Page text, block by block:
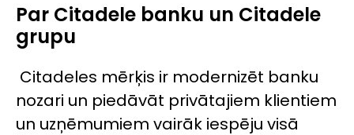
Par Citadele banku un Citadele
grupu
Citadeles mērķis ir modernizēt banku
nozari un piedāvāt privātajiem klientiem
un uzņēmumiem vairāk iespēju visā